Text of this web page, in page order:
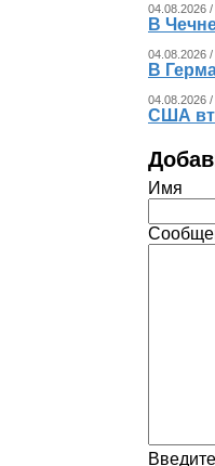
04.08.2026
В
04.08.2026 /
В
04.08.2026
США
Имя